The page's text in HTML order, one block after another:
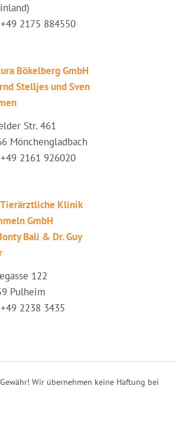
2175 884550
Bökelberg GmbH
Stelljes und Sven
Str. 461
Mönchengladbach
2161 926020
Klinik
GmbH
Bali & Dr. Guy
122
Pulheim
2238 3435
Wir übernehmen keine Haftung bei